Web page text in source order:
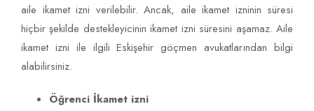
aile ikamet izni verilebilir. Ancak, aile ikamet izninin süresi
hiçbir şekilde destekleyicinin ikamet izni süresini aşamaz. Aile
ikamet izni ile ilgili Eskişehir göçmen avukatlarından bilgi
alabilirsiniz.
Öğrenci İkamet izni